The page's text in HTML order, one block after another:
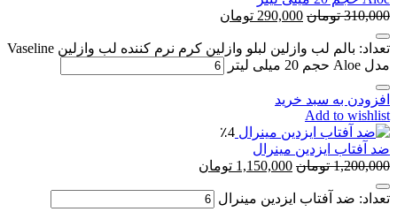
310,000 تومان 290,000 تومان
تعداد: بالم لب وازلین لبلو وازلین کرم نرم کننده لب وازلین Vaseline
مدل Aloe حجم 20 میلی لیتر
افزودن به سبد خرید
Add to wishlist
٪4
ضد آفتاب ایزدین مینرال
1,200,000 تومان 1,150,000 تومان
تعداد: ضد آفتاب ایزدین مینرال